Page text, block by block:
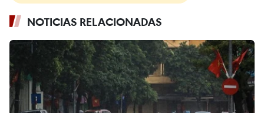
NOTICIAS RELACIONADAS